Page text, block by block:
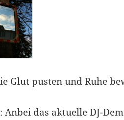
Glut pusten und Ruhe
Anbei das aktuelle DJ-